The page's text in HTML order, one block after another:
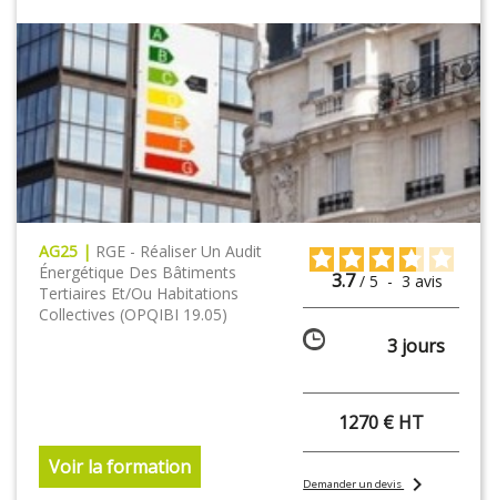
AG25 | RGE - Réaliser Un Audit
Énergétique Des Bâtiments
Tertiaires Et/ou Habitations
Collectives (OPQIBI 19.05)
Voir la formation
3.7 / 5 - 3 avis
3 jours
1270 € HT
Demander un devischevron_right